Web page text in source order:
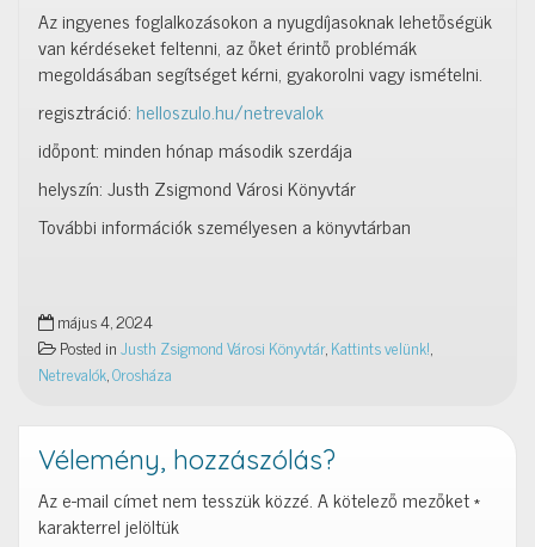
Az ingyenes foglalkozásokon a nyugdíjasoknak lehetőségük
van kérdéseket feltenni, az őket érintő problémák
megoldásában segítséget kérni, gyakorolni vagy ismételni.
regisztráció: helloszulo.hu/netrevalok
időpont: minden hónap második szerdája
helyszín: Justh Zsigmond Városi Könyvtár
További információk személyesen a könyvtárban
május 4, 2024
Posted inJusth Zsigmond Városi Könyvtár,Kattints velünk!,
Netrevalók,Orosháza
Vélemény, hozzászólás?
Az e-mail címet nem tesszük közzé.A kötelező mezőket*
karakterrel jelöltük